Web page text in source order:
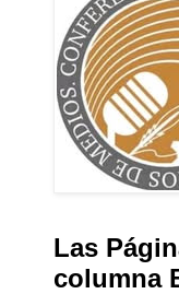
Las
columna